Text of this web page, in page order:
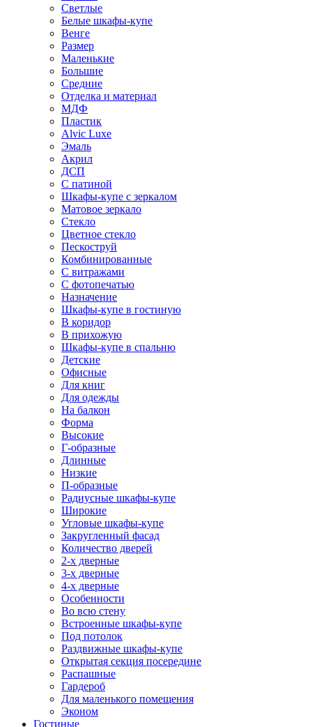
Светлые
Белые шкафы-купе
Венге
Размер
Маленькие
Большие
Средние
Отделка и материал
МДФ
Пластик
Alvic Luxe
Эмаль
Акрил
ДСП
С патиной
Шкафы-купе с зеркалом
Матовое зеркало
Стекло
Цветное стекло
Пескоструй
Комбинированные
С витражами
С фотопечатью
Назначение
Шкафы-купе в гостиную
В коридор
В прихожую
Шкафы-купе в спальню
Детские
Офисные
Для книг
Для одежды
На балкон
Форма
Высокие
Г-образные
Длинные
Низкие
П-образные
Радиусные шкафы-купе
Широкие
Угловые шкафы-купе
Закругленный фасад
Количество дверей
2-х дверные
3-х дверные
4-х дверные
Особенности
Во всю стену
Встроенные шкафы-купе
Под потолок
Раздвижные шкафы-купе
Открытая секция посередине
Распашные
Гардероб
Для маленького помещения
Эконом
Гостиные